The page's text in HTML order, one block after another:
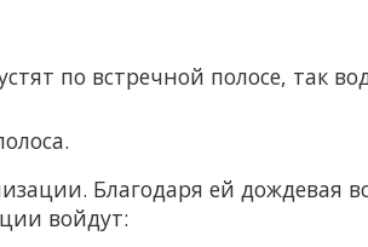
по встречной полосе, так
Благодаря ей дождевая
войдут: